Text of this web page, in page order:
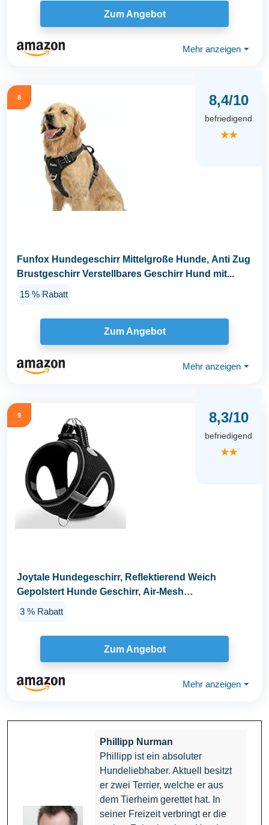
Zum Angebot
Mehr anzeigen ⏷
8 8,4/10
befriedigend
★★
Funfox Hundegeschirr Mittelgroße Hunde, Anti Zug
Brustgeschirr Verstellbares Geschirr Hund mit...
15 % Rabatt
Zum Angebot
Mehr anzeigen ⏷
9 8,3/10
befriedigend
★★
Joytale Hundegeschirr, Reflektierend Weich
Gepolstert Hunde Geschirr, Air-Mesh
Atmungsaktiv...
3 % Rabatt
Zum Angebot
Mehr anzeigen ⏷
Phillipp Nurman
Phillipp ist ein absoluter
Hundeliebhaber. Aktuell besitzt
er zwei Terrier, welche er aus
dem Tierheim gerettet hat. In
seiner Freizeit verbringt er die